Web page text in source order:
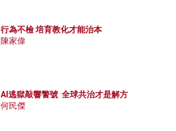
行為不檢 培育教化才能治本
陳家偉
AI逃獄敲響警號 全球共治才是解方
何民傑